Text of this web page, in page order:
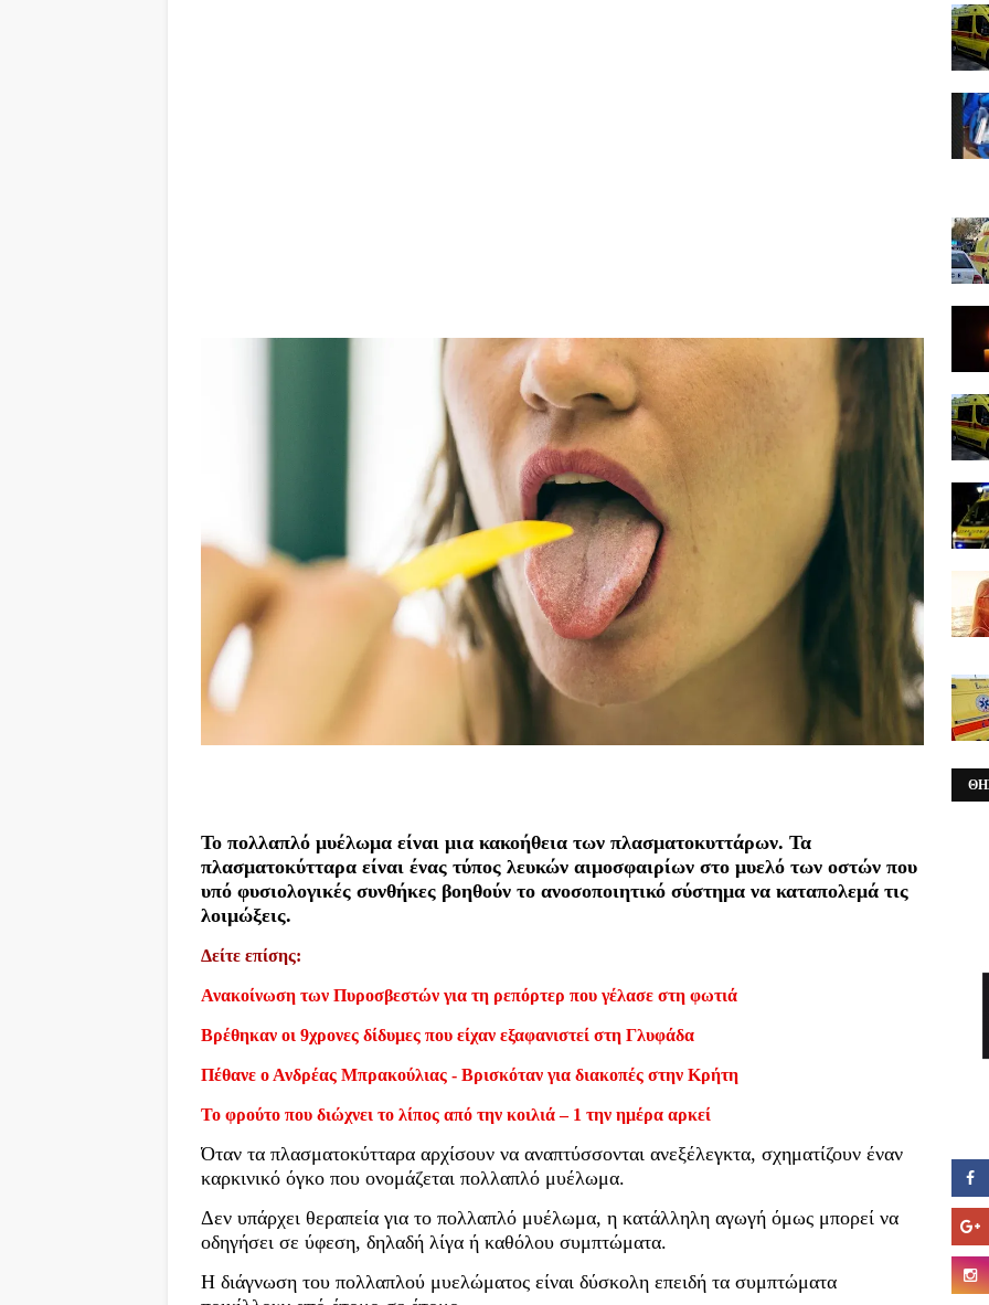
Το πολλαπλό μυέλωμα είναι μια κακοήθεια των πλασματοκυττάρων. Τα
πλασματοκύτταρα είναι ένας τύπος λευκών αιμοσφαιρίων στο μυελό των οστών που
υπό φυσιολογικές συνθήκες βοηθούν το ανοσοποιητικό σύστημα να καταπολεμά τις
λοιμώξεις.
Δείτε επίσης:
Ανακοίνωση των Πυροσβεστών για τη ρεπόρτερ που γέλασε στη φωτιά
Βρέθηκαν οι 9χρονες δίδυμες που είχαν εξαφανιστεί στη Γλυφάδα
Πέθανε ο Ανδρέας Μπρακούλιας - Βρισκόταν για διακοπές στην Κρήτη
Το φρούτο που διώχνει το λίπος από την κοιλιά – 1 την ημέρα αρκεί
Όταν τα πλασματοκύτταρα αρχίσουν να αναπτύσσονται ανεξέλεγκτα, σχηματίζουν έναν
καρκινικό όγκο που ονομάζεται πολλαπλό μυέλωμα.
Δεν υπάρχει θεραπεία για το πολλαπλό μυέλωμα, η κατάλληλη αγωγή όμως μπορεί να
οδηγήσει σε ύφεση, δηλαδή λίγα ή καθόλου συμπτώματα.
Η διάγνωση του πολλαπλού μυελώματος είναι δύσκολη επειδή τα συμπτώματα